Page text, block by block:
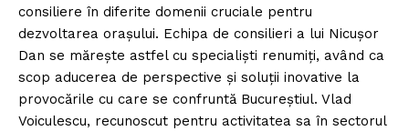
consiliere în diferite domenii cruciale pentru
dezvoltarea orașului. Echipa de consilieri a lui Nicușor
Dan se mărește astfel cu specialiști renumiți, având ca
scop aducerea de perspective și soluții inovative la
provocările cu care se confruntă Bucureștiul. Vlad
Voiculescu, recunoscut pentru activitatea sa în sectorul